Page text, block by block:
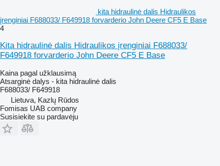
kita hidraulinė dalis Hidraulikos
įrenginiai F688033/ F649918 forvarderio John Deere CF5 E Base
4
Kita hidraulinė dalis Hidraulikos įrenginiai F688033/
F649918 forvarderio John Deere CF5 E Base
Kaina pagal užklausimą
Atsarginė dalys - kita hidraulinė dalis
F688033/ F649918
Lietuva, Kazlų Rūdos
Fomisas UAB company
Susisiekite su pardavėju